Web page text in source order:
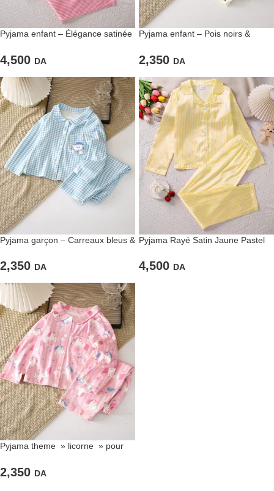
Pyjama enfant – Élégance satinée
4,500 DA
Pyjama enfant – Pois noirs &
2,350 DA
Pyjama garçon – Carreaux bleus &
2,350 DA
Pyjama Rayé Satin Jaune Pastel
4,500 DA
Pyjama theme » licorne » pour
2,350 DA